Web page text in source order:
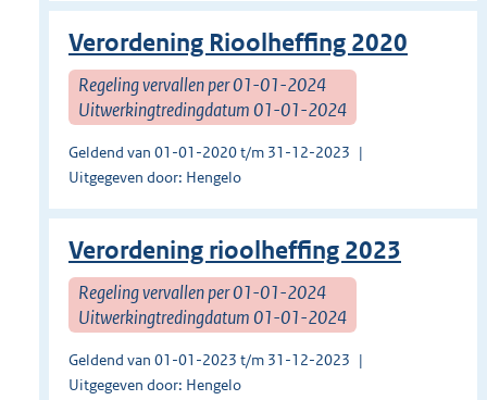
Verordening Rioolheffing 2020
Regeling vervallen per 01-01-2024
Uitwerkingtredingdatum 01-01-2024
Geldend van 01-01-2020 t/m 31-12-2023
Uitgegeven door: Hengelo
Verordening rioolheffing 2023
Regeling vervallen per 01-01-2024
Uitwerkingtredingdatum 01-01-2024
Geldend van 01-01-2023 t/m 31-12-2023
Uitgegeven door: Hengelo